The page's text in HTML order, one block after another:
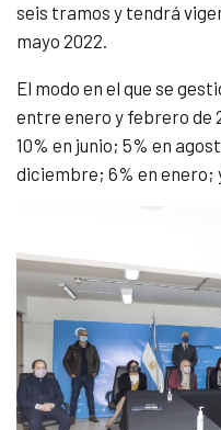
seis tramos y tendrá
mayo 2022.
El modo en el que se
entre enero y febrero de
10% en junio; 5% en
diciembre; 6% en enero;